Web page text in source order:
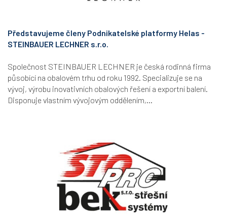
Představujeme členy Podnikatelské platformy Helas -
STEINBAUER LECHNER s.r.o.
Společnost STEINBAUER LECHNER je česká rodinná firma
působící na obalovém trhu od roku 1992. Specializuje se na
vývoj, výrobu inovativních obalových řešení a exportní balení.
Disponuje vlastním vývojovým oddělením,...